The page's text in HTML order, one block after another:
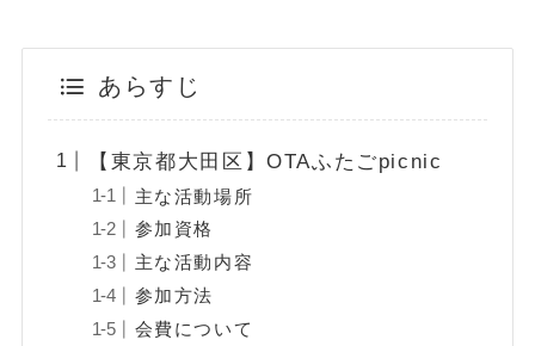
あらすじ
【東京都大田区】OTAふたごpicnic
主な活動場所
参加資格
主な活動内容
参加方法
会費について